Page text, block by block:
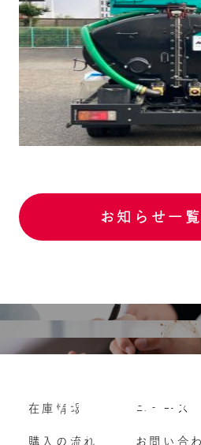
お知らせ一
購入の流れ
よくいただくご質問
Vehicle
車両買い取り
在庫情報
購入の流れ
ニュース
お問い合